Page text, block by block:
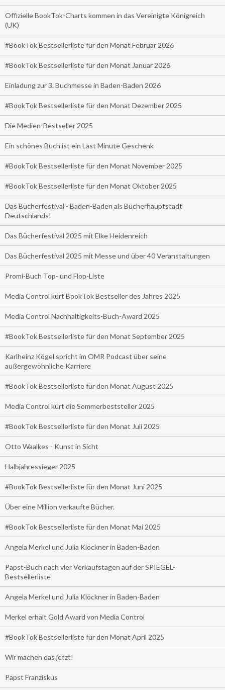
Offizielle BookTok-Charts kommen in das Vereinigte Königreich
(UK)
#BookTok Bestsellerliste für den Monat Februar 2026
#BookTok Bestsellerliste für den Monat Januar 2026
Einladung zur 3. Buchmesse in Baden-Baden 2026
#BookTok Bestsellerliste für den Monat Dezember 2025
Die Medien-Bestseller 2025
Ein schönes Buch ist ein Last Minute Geschenk
#BookTok Bestsellerliste für den Monat November 2025
#BookTok Bestsellerliste für den Monat Oktober 2025
Das Bücherfestival - Baden-Baden als Bücherhauptstadt
Deutschlands!
Das Bücherfestival 2025 mit Elke Heidenreich
Das Bücherfestival 2025 mit Messe und über 40 Veranstaltungen
Promi-Buch Top- und Flop-Liste
Media Control kürt BookTok Bestseller des Jahres 2025
Media Control Nachhaltigkeits-Buch-Award 2025
#BookTok Bestsellerliste für den Monat September 2025
Karlheinz Kögel spricht im OMR Podcast über seine
außergewöhnliche Karriere
#BookTok Bestsellerliste für den Monat August 2025
Media Control kürt die Sommerbeststeller 2025
#BookTok Bestsellerliste für den Monat Juli 2025
Otto Waalkes - Kunst in Sicht
Halbjahressieger 2025
#BookTok Bestsellerliste für den Monat Juni 2025
Über eine Million verkaufte Bücher.
#BookTok Bestsellerliste für den Monat Mai 2025
Angela Merkel und Julia Klöckner in Baden-Baden
Papst-Buch nach vier Verkaufstagen auf der SPIEGEL-
Bestsellerliste
Angela Merkel und Julia Klöckner in Baden-Baden
Merkel erhält Gold Award von Media Control
#BookTok Bestsellerliste für den Monat April 2025
Wir machen das jetzt!
Papst Franziskus